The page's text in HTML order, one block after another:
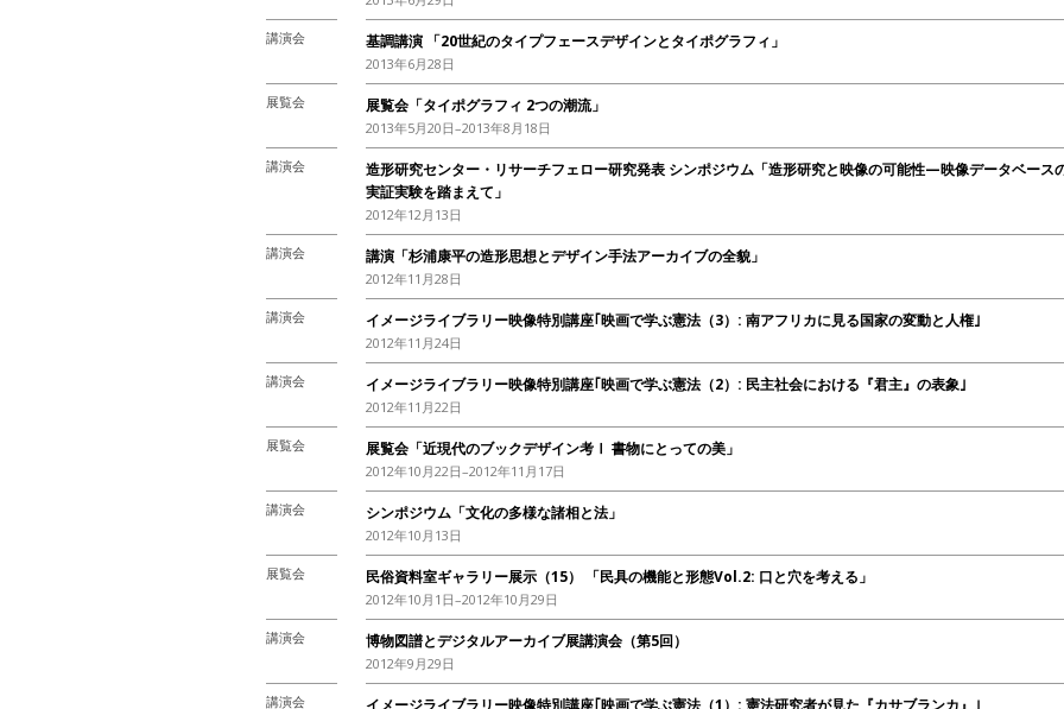
講演会 基調講演 「20世紀のタイプフェースデザインとタイポグラフィ」
2013年6月28日
展覧会 展覧会「タイポグラフィ 2つの潮流」
2013年5月20日–2013年8月18日
講演会
造形研究センター・リサーチフェロー研究発表 シンポジウム「造形研究と映像の可能性—映像データベース
実証実験を踏まえて」
2012年12月13日
講演会 講演「杉浦康平の造形思想とデザイン手法アーカイブの全貌」
2012年11月28日
講演会 イメージライブラリー映像特別講座｢映画で学ぶ憲法（3）: 南アフリカに見る国家の変動と人権｣
2012年11月24日
講演会 イメージライブラリー映像特別講座｢映画で学ぶ憲法（2）: 民主社会における『君主』の表象｣
2012年11月22日
展覧会 展覧会「近現代のブックデザイン考Ⅰ 書物にとっての美」
2012年10月22日–2012年11月17日
講演会 シンポジウム「文化の多様な諸相と法」
2012年10月13日
展覧会 民俗資料室ギャラリー展示（15） 「民具の機能と形態Vol.2: 口と穴を考える」
2012年10月1日–2012年10月29日
講演会 博物図譜とデジタルアーカイブ展講演会（第5回）
2012年9月29日
講演会 イメージライブラリー映像特別講座｢映画で学ぶ憲法（1）: 憲法研究者が見た『カサブランカ』｣